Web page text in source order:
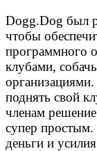
Dogg.Dog был
чтобы
программного
клубами,
поднять свой
членам
супер простым.
деньги и